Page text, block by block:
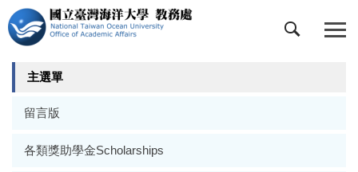
跳
到
主
要
主選單
留言版
各類獎助學金Scholarships